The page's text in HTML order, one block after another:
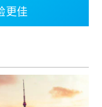
约84.07亿元。
溢价率获得，松
得，而另外2宗位
外滩集团和保利
更佳